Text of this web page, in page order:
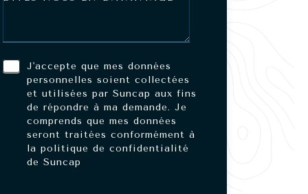
J'accepte que mes données
personnelles soient collectées
et utilisées par Suncap aux fins
de répondre à ma demande. Je
comprends que mes données
seront traitées conformément à
la politique de confidentialité
de Suncap